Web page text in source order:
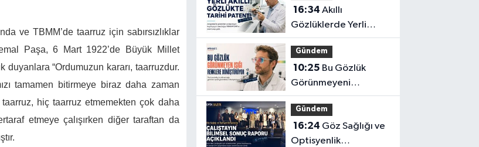
ve TBMM’de taarruz için sabırsızlıklar
Paşa, 6 Mart 1922’de Büyük Millet
“Ordumuzun kararı, taarruzdur.
tamamen bitirmeye biraz daha zaman
taarruz, hiç taarruz etmemekten çok daha
etmeye çalışırken diğer taraftan da
16:34 Akıllı
Gözlüklerde Yerli
İnovasyon: Depresyon
Teşhis Eden Gözlüğe
Türkpatent Onayı
Gündem
10:25
Görünmeyeni
Görüntüye
Dönüştürüyor
Gündem
16:24
Optisyenlik